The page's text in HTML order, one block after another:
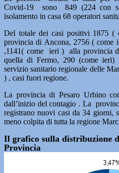
Covid-19 sono 849 (224 con
isolamento in casa 68 operatori
Del totale dei casi positivi 1875
provincia di Ancona, 2756 ( come
,1141( come ieri ) alla provincia
quella di Fermo, 290 (come
servizio sanitario regionale delle
) , casi fuori regione.
La provincia di Pesaro Urbino
dall’inizio del contagio . La
registrano nuovi casi da 34 giorni,
meno colpita di tutta la regione
Il grafico sulla distribuzione
Provincia